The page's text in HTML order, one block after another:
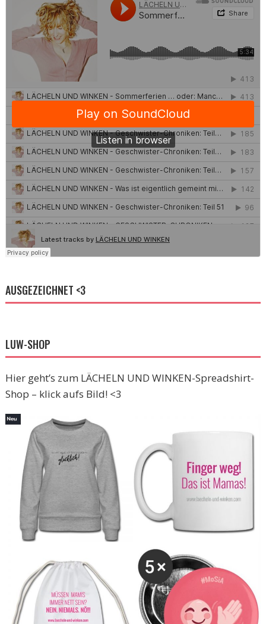
AUSGEZEICHNET <3
LUW-SHOP
Hier geht’s zum LÄCHELN UND WINKEN-Spreadshirt-
Shop – klick aufs Bild! <3